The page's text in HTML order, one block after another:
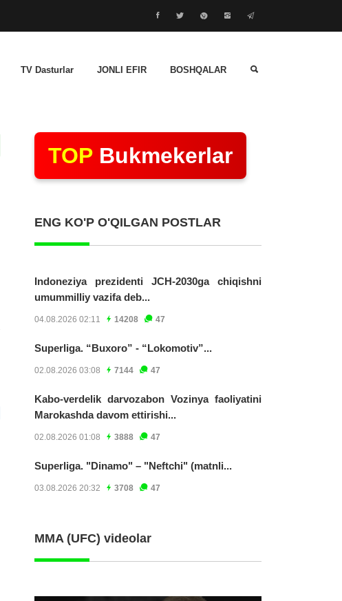
TV Dasturlar JONLI EFIR BOSHQALAR
TOP Bukmekerlar
ENG KO'P O'QILGAN POSTLAR
Indoneziya prezidenti JCH-2030ga chiqishni
umummilliy vazifa deb...
04.08.2026 02:11 14208 47
Superliga. “Buxoro” - “Lokomotiv”...
02.08.2026 03:08 7144 47
Kabo-verdelik darvozabon Vozinya faoliyatini
Marokashda davom ettirishi...
02.08.2026 01:08 3888 47
Superliga. "Dinamo" – "Neftchi" (matnli...
03.08.2026 20:32 3708 47
MMA (UFC) videolar